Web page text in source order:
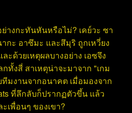
างกะทันหันหรือไม่? เคย์วะ ซา
กะ อาซึมะ และสึมุริ ถูกเหวี่ยง
ะด้วยเหตุผลบางอย่าง เอซจึง
ทั้งสี่ สาเหตุน่าจะมาจาก "เกม
มงานจากอนาคต เมื่อมองจาก
ที่ลึกลับก็ปรากฏตัวขึ้น แล้ว
เพื่อนๆ ของเขา?